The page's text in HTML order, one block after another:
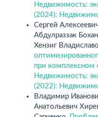
Недвижимость:
(2024):
Сергей
Абдулраззак
Хензиг
при комплексном
Недвижимость:
(2022):
Владимир
Анатольевич